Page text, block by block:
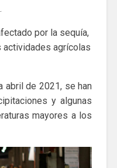
por la sequía,
agrícolas
abril de 2021, se han
y algunas
mayores a los